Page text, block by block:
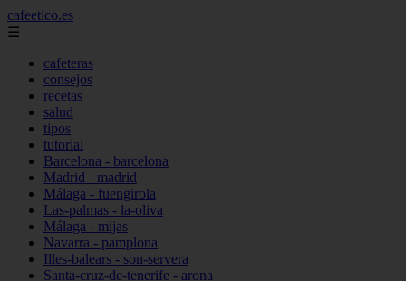
cafeetico.es
☰
cafeteras
consejos
recetas
salud
tipos
tutorial
Barcelona - barcelona
Madrid - madrid
Málaga - fuengirola
Las-palmas - la-oliva
Málaga - mijas
Navarra - pamplona
Illes-balears - son-servera
Santa-cruz-de-tenerife - arona